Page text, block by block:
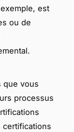
est
ou de
que vous
processus
certifications